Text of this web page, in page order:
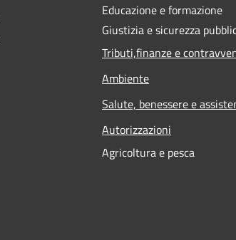
Educazione e formazione
Giustizia e sicurezza
Tributi,finanze e
Ambiente
Salute, benessere e
Autorizzazioni
Agricoltura e pesca